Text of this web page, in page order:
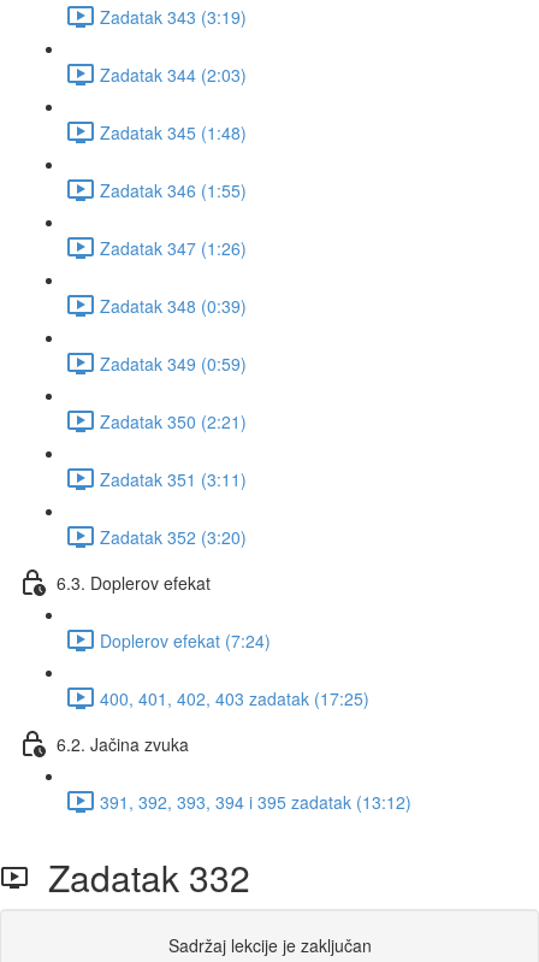
Zadatak 343 (3:19)
Zadatak 344 (2:03)
Zadatak 345 (1:48)
Zadatak 346 (1:55)
Zadatak 347 (1:26)
Zadatak 348 (0:39)
Zadatak 349 (0:59)
Zadatak 350 (2:21)
Zadatak 351 (3:11)
Zadatak 352 (3:20)
6.3. Doplerov efekat
Doplerov efekat (7:24)
400, 401, 402, 403 zadatak (17:25)
6.2. Jačina zvuka
391, 392, 393, 394 i 395 zadatak (13:12)
Zadatak 332
Sadržaj lekcije je zaključan